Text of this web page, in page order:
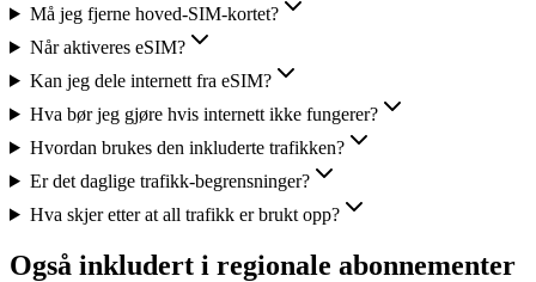
Må jeg fjerne hoved-SIM-kortet?
Når aktiveres eSIM?
Kan jeg dele internett fra eSIM?
Hva bør jeg gjøre hvis internett ikke fungerer?
Hvordan brukes den inkluderte trafikken?
Er det daglige trafikk-begrensninger?
Hva skjer etter at all trafikk er brukt opp?
Også inkludert i regionale abonnementer